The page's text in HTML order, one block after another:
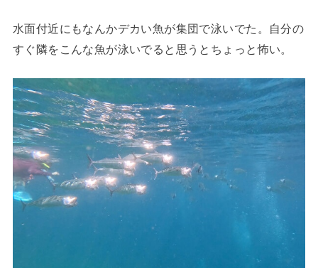
水面付近にもなんかデカい魚が集団で泳いでた。自分の
すぐ隣をこんな魚が泳いでると思うとちょっと怖い。